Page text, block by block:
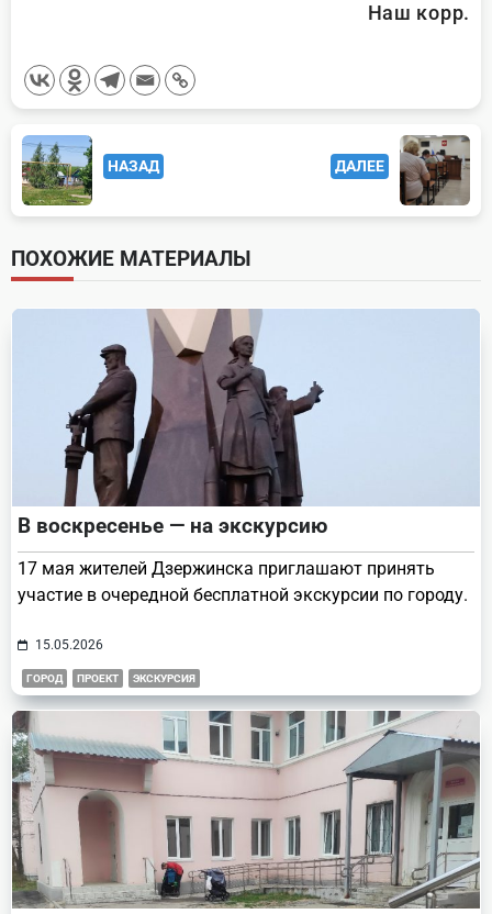
Наш корр.
<span
class="nav-
subtitle
screen-
reader-
text">Page</span>
НАЗАД ДАЛЕЕ
ПОХОЖИЕ МАТЕРИАЛЫ
В воскресенье — на экскурсию
17 мая жителей Дзержинска приглашают принять
участие в очередной бесплатной экскурсии по городу.
15.05.2026
ГОРОД ПРОЕКТ ЭКСКУРСИЯ